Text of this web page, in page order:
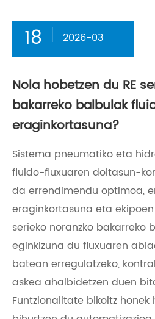
18 2026-03
Nola hobetzen du RE
bakarreko balbulak
eraginkortasuna?
Sistema pneumatiko eta
fluido-fluxuaren doitasun-
da errendimendu optimoa,
eraginkortasuna eta ekipoen
serieko noranzko bakarreko
eginkizuna du fluxuaren
batean erregulatzeko,
askea ahalbidetzen duen
Funtzionalitate bikoitz